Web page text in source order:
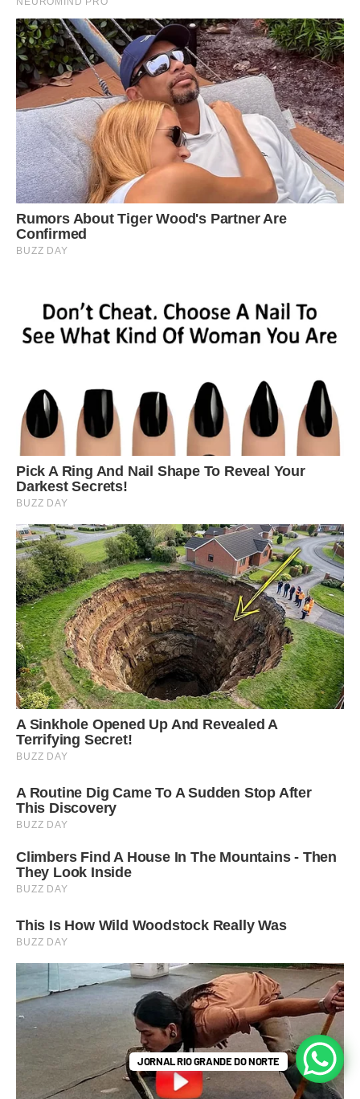
JORNAL RIO GRANDE DO NORTE